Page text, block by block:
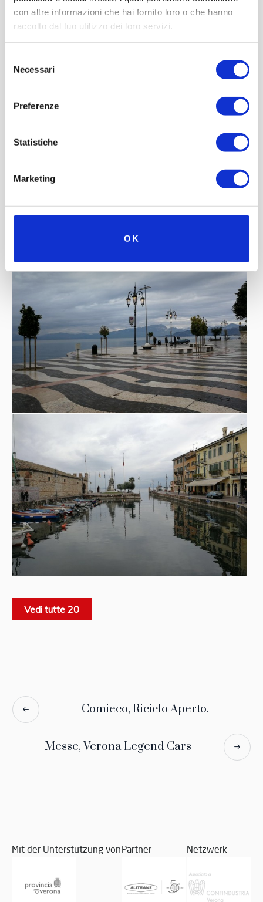
con altre informazioni che hai fornito loro o che hanno
raccolto dal tuo utilizzo dei loro servizi.
delNecessari
Preferenze
Statistiche
Marketing
OK
Vedi tutte 20
Comieco, Riciclo Aperto.
Messe, Verona Legend Cars
Mit der Unterstützung vonPartner Netzwerk